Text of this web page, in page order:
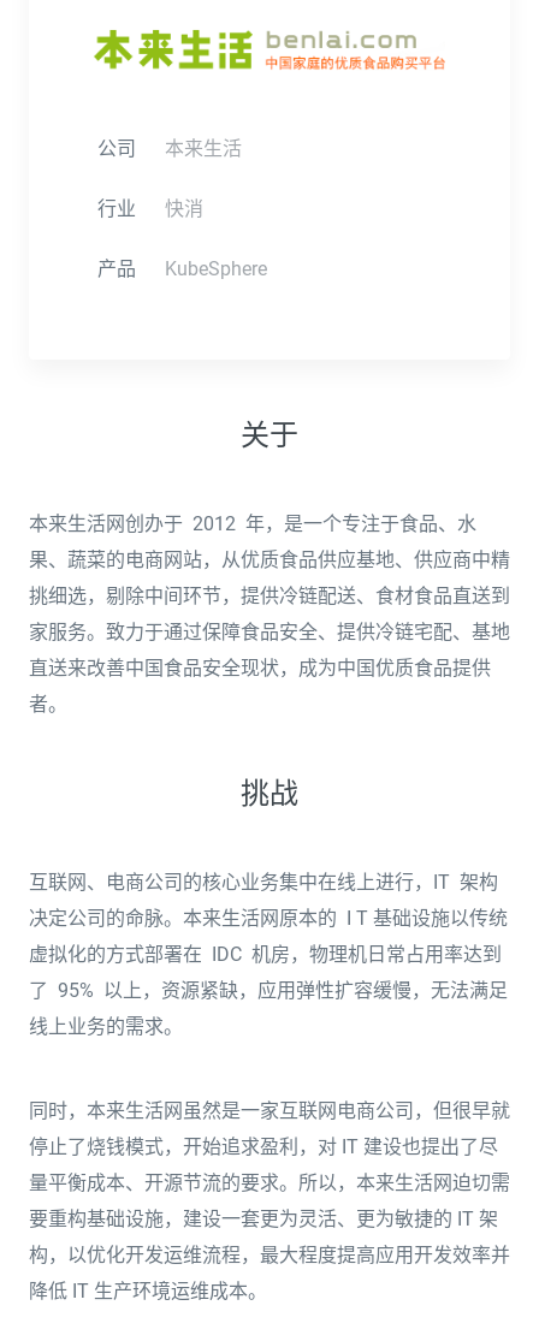
公司 本来生活
行业 快消
产品 KubeSphere
关于
本来生活网创办于 2012 年，是一个专注于食品、水
果、蔬菜的电商网站，从优质食品供应基地、供应商中精
挑细选，剔除中间环节，提供冷链配送、食材食品直送到
家服务。致力于通过保障食品安全、提供冷链宅配、基地
直送来改善中国食品安全现状，成为中国优质食品提供
者。
挑战
互联网、电商公司的核心业务集中在线上进行，IT 架构
决定公司的命脉。本来生活网原本的 I T 基础设施以传统
虚拟化的方式部署在 IDC 机房，物理机日常占用率达到
了 95% 以上，资源紧缺，应用弹性扩容缓慢，无法满足
线上业务的需求。
同时，本来生活网虽然是一家互联网电商公司，但很早就
停止了烧钱模式，开始追求盈利，对 IT 建设也提出了尽
量平衡成本、开源节流的要求。所以，本来生活网迫切需
要重构基础设施，建设一套更为灵活、更为敏捷的 IT 架
构，以优化开发运维流程，最大程度提高应用开发效率并
降低 IT 生产环境运维成本。